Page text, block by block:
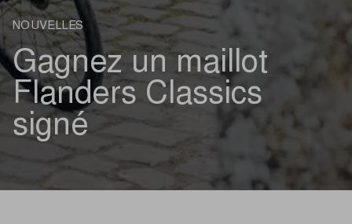
NOUVELLES
Gagnez un maillot
Flanders Classics
signé